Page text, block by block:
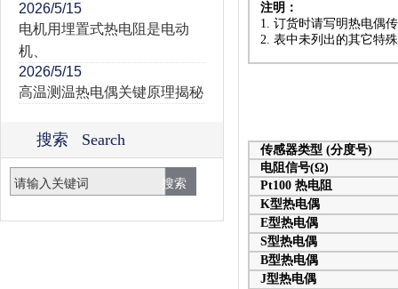
2026/5/15
电机用埋置式热电阻是电动
机、
2026/5/15
高温测温热电偶关键原理揭秘
搜索 Search
注明：
1. 订货时请写明热电偶
2. 表中未列出的其它特
传感器类型 (分度号)
电阻信号(Ω)
Pt100 热电阻
K型热电偶
E型热电偶
S型热电偶
B型热电偶
J型热电偶